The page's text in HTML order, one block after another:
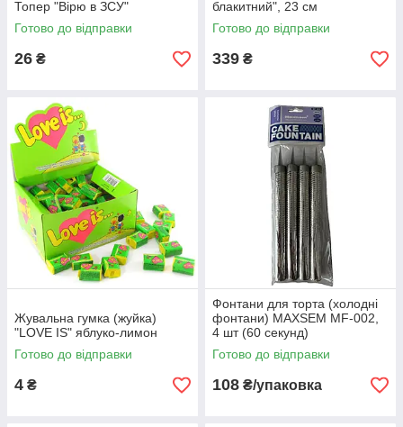
Топер "Вірю в ЗСУ"
Готово до відправки
26 ₴
блакитний", 23 см
Готово до відправки
339 ₴
Жувальна гумка (жуйка)
"LOVE IS" яблуко-лимон
Готово до відправки
4 ₴
Фонтани для торта (холодні
фонтани) MAXSEM MF-002,
4 шт (60 секунд)
Готово до відправки
108 ₴/упаковка